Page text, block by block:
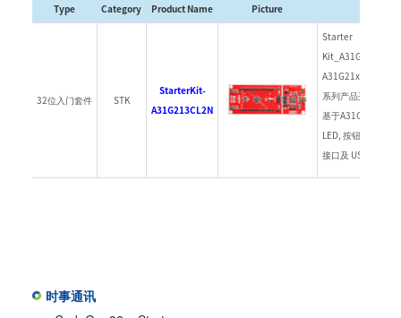
Type Category Product Name Picture
32位入门套件 STK
StarterKit-
A31G213CL2N
Starter
A31G21x
系列产品开发各种
基于A31G21x
LED, 按钮, 内置调
接口及 USB 接口.
时事通讯